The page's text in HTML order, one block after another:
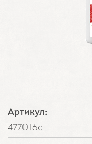
Артикул:
477016с